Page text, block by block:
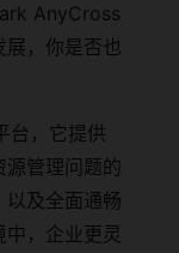
AnyCross
展，你是否也
台，它提供
源管理问题的
以及全面通畅
，企业更灵